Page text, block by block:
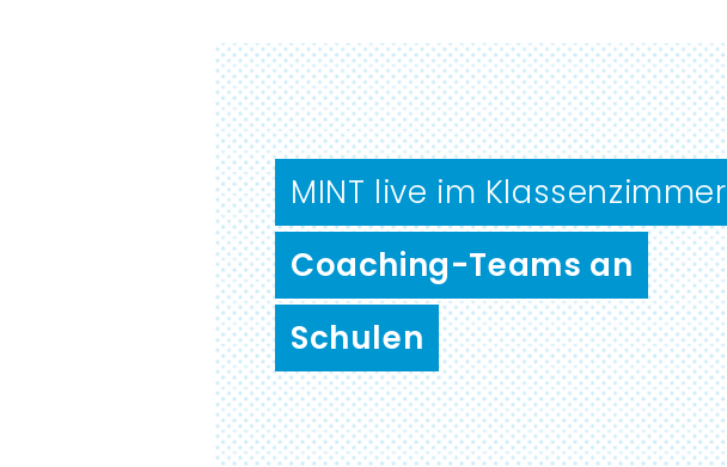
MINT live im Klassenzimmer
Coaching-Teams an
Schulen